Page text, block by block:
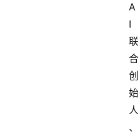
A
I
联
合
创
始
人
、